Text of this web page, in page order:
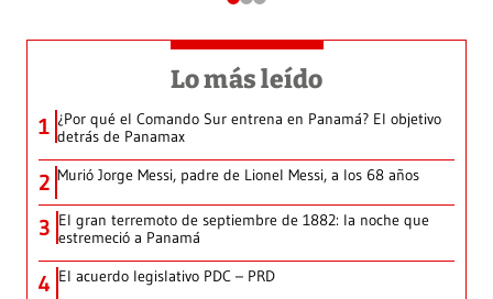
Lo más leído
1 ¿Por qué el Comando Sur entrena en Panamá? El objetivo
detrás de Panamax
2 Murió Jorge Messi, padre de Lionel Messi, a los 68 años
3 El gran terremoto de septiembre de 1882: la noche que
estremeció a Panamá
4 El acuerdo legislativo PDC – PRD